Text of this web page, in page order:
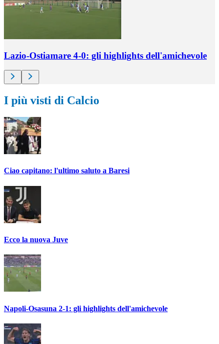
Lazio-Ostiamare 4-0: gli highlights dell'amichevole
I più visti di Calcio
Ciao capitano: l'ultimo saluto a Baresi
Ecco la nuova Juve
Napoli-Osasuna 2-1: gli highlights dell'amichevole